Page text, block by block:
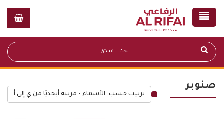
صنوبر
ترتيب حسب: الأسماء - مرتبة أبجديًا من ي إلى أ